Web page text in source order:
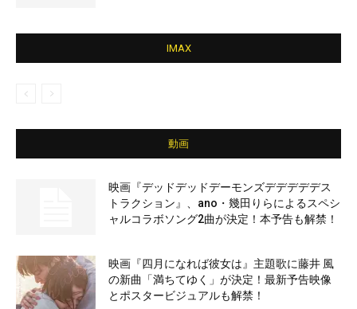
IMAX
動画
映画『デッドデッドデーモンズデデデデデス
トラクション』、ano・幾田りらによるスペシ
ャルコラボソング2曲が決定！本予告も解禁！
映画『四月になれば彼女は』主題歌に藤井 風
の新曲「満ちてゆく」が決定！最新予告映像
とポスタービジュアルも解禁！